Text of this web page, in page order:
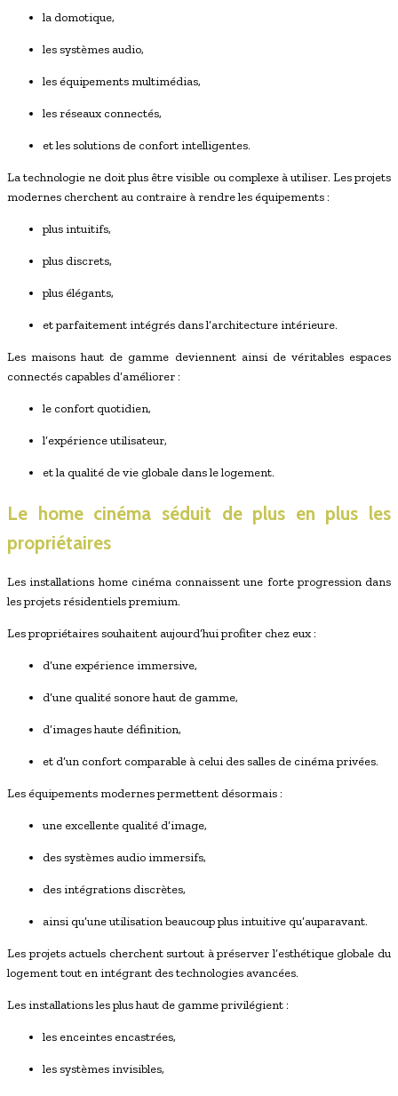
la domotique,
les systèmes audio,
les équipements multimédias,
les réseaux connectés,
et les solutions de confort intelligentes.
La technologie ne doit plus être visible ou complexe à utiliser. Les projets
modernes cherchent au contraire à rendre les équipements :
plus intuitifs,
plus discrets,
plus élégants,
et parfaitement intégrés dans l’architecture intérieure.
Les maisons haut de gamme deviennent ainsi de véritables espaces
connectés capables d’améliorer :
le confort quotidien,
l’expérience utilisateur,
et la qualité de vie globale dans le logement.
Le home cinéma séduit de plus en plus les
propriétaires
Les installations home cinéma connaissent une forte progression dans
les projets résidentiels premium.
Les propriétaires souhaitent aujourd’hui profiter chez eux :
d’une expérience immersive,
d’une qualité sonore haut de gamme,
d’images haute définition,
et d’un confort comparable à celui des salles de cinéma privées.
Les équipements modernes permettent désormais :
une excellente qualité d’image,
des systèmes audio immersifs,
des intégrations discrètes,
ainsi qu’une utilisation beaucoup plus intuitive qu’auparavant.
Les projets actuels cherchent surtout à préserver l’esthétique globale du
logement tout en intégrant des technologies avancées.
Les installations les plus haut de gamme privilégient :
les enceintes encastrées,
les systèmes invisibles,